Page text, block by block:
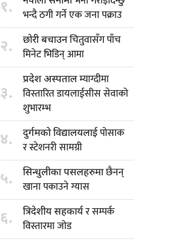
१.
भन्दै ठगी गर्ने एक जना पक्राउ
२. छोरी बचाउनचितुवासँग पाँच
मिनेट भिडिन् आमा
३.
प्रदेश अस्पतालम्याग्दीमा
विस्तारित डायलाईसीस सेवाको
शुभारम्भ
४. दुर्गमको विद्यालयलाईपोसाक
र स्टेशनरी सामग्री
५. सिन्धुलीका पसलहरुमाछैनन्
खाना पकाउने ग्यास
६. त्रिदेशीय सहकार्यर सम्पर्क
विस्तारमा जोड